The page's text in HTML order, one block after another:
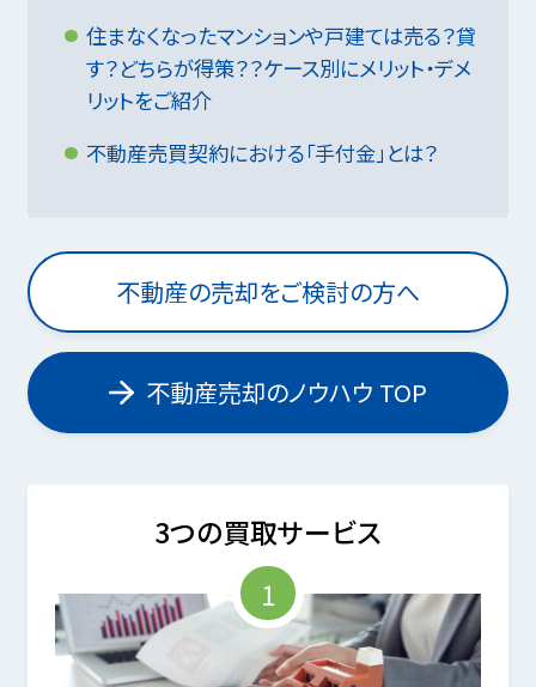
住まなくなったマンションや戸建ては売る？貸
す？どちらが得策？？ケース別にメリット・デメ
リットをご紹介
不動産売買契約における「手付金」とは？
不動産の売却をご検討の方へ
不動産売却のノウハウ TOP
3つの買取サービス
1